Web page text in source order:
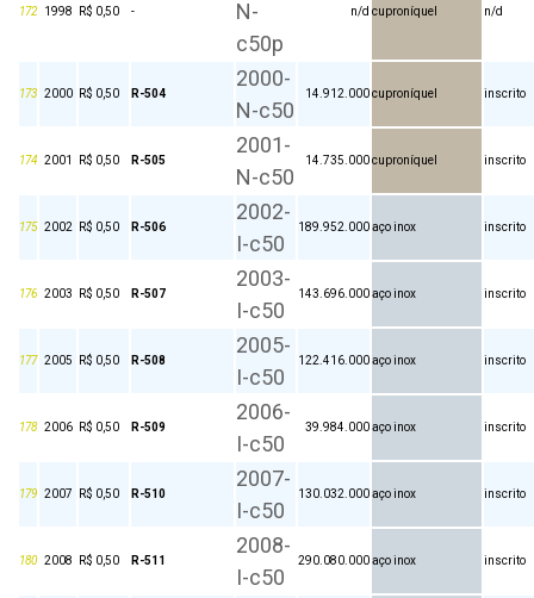
172 1998 R$ 0,50 -
N-
c50p
n/d cuproníquel n/d
173 2000 R$ 0,50 R-504
2000-
N-c50
14.912.000cuproníquel inscrito
174 2001 R$ 0,50 R-505
2001-
N-c50
14.735.000cuproníquel inscrito
175 2002 R$ 0,50 R-506
2002-
I-c50
189.952.000aço inox inscrito
176 2003 R$ 0,50 R-507
2003-
I-c50
143.696.000aço inox inscrito
177 2005 R$ 0,50 R-508
2005-
I-c50
122.416.000aço inox inscrito
178 2006 R$ 0,50 R-509
2006-
I-c50
39.984.000aço inox inscrito
179 2007 R$ 0,50 R-510
2007-
I-c50
130.032.000aço inox inscrito
180 2008 R$ 0,50 R-511
2008-
I-c50
290.080.000aço inox inscrito